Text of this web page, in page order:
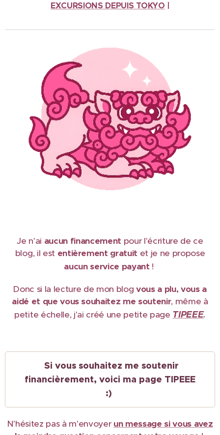
EXCURSIONS DEPUIS TOKYO
Je n'ai aucun financement pour l'écriture de ce
blog, il est entièrement gratuit et je ne propose
aucun service payant !
Donc si la lecture de mon blogvous a plu, vous a
aidé et que vous souhaitez me soutenir, même à
petite échelle, j'ai créé une petite page TIPEEE.
Si vous souhaitez me soutenir
financièrement, voici ma page TIPEEE
:)
N'hésitez pas à m'envoyer un message si vous avez